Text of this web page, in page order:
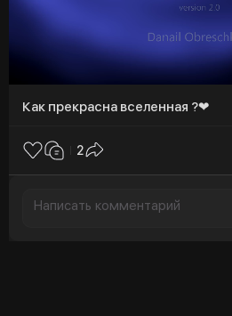
P
a
Как прекрасна вселенная ?❤
2